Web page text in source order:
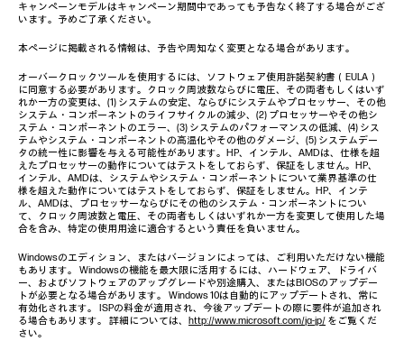
キャンペーンモデルはキャンペーン期間中であっても予告なく終了する場合がござ
います。予めご了承ください。
本ページに掲載される情報は、予告や周知なく変更となる場合があります。
オーバークロックツールを使用するには、ソフトウェア使用許諾契約書（EULA）
に同意する必要があります。クロック周波数ならびに電圧、その両者もしくはいず
れか一方の変更は、(1) システムの安定、ならびにシステムやプロセッサー、その他
システム・コンポーネントのライフサイクルの減少、(2) プロセッサーやその他シ
ステム・コンポーネントのエラー、(3) システムのパフォーマンスの低減、(4) シス
テムやシステム・コンポーネントの高温化やその他のダメージ、(5) システムデー
タの統一性に影響を与える可能性があります。HP、インテル、AMDは、仕様を超
えたプロセッサーの動作についてはテストをしておらず、保証をしません。HP、
インテル、AMDは、システムやシステム・コンポーネントについて業界基準の仕
様を超えた動作についてはテストをしておらず、保証をしません。HP、インテ
ル、AMDは、プロセッサーならびにその他のシステム・コンポーネントについ
て、クロック周波数と電圧、その両者もしくはいずれか一方を変更して使用した場
合を含み、特定の使用用途に適合するという責任を負いません。
Windowsのエディション、またはバージョンによっては、ご利用いただけない機能
もあります。 Windowsの機能を最大限に活用するには、ハードウェア、ドライバ
ー、およびソフトウェアのアップグレードや別途購入、またはBIOSのアップデー
トが必要となる場合があります。 Windows 10は自動的にアップデートされ、常に
有効化されます。 ISPの料金が適用され、今後アップデートの際に要件が追加され
る場合もあります。 詳細については、 http://www.microsoft.com/ja-jp/ をご覧くだ
さい。